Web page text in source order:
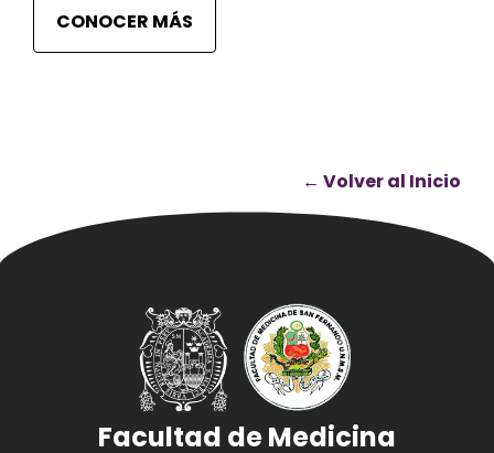
CONOCER MÁS
← Volver al Inicio
Facultad de Medicina